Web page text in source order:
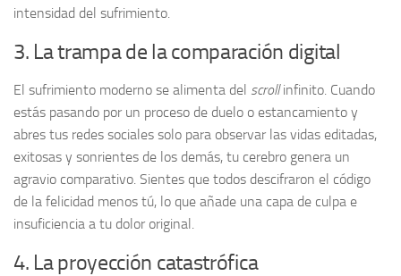
intensidad del sufrimiento.
3. La trampa de la comparación digital
El sufrimiento moderno se alimenta del scrollinfinito. Cuando
estás pasando por un proceso de duelo o estancamiento y
abres tus redes sociales solo para observar las vidas editadas,
exitosas y sonrientes de los demás, tu cerebro genera un
agravio comparativo. Sientes que todos descifraron el código
de la felicidad menos tú, lo que añade una capa de culpa e
insuficiencia a tu dolor original.
4. La proyección catastrófica